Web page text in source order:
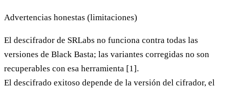
Advertencias honestas (limitaciones)
El descifrador de SRLabs no funciona contra todas las
versiones de Black Basta; las variantes corregidas no son
recuperables con esa herramienta [1].
El descifrado exitoso depende de la versión del cifrador, el